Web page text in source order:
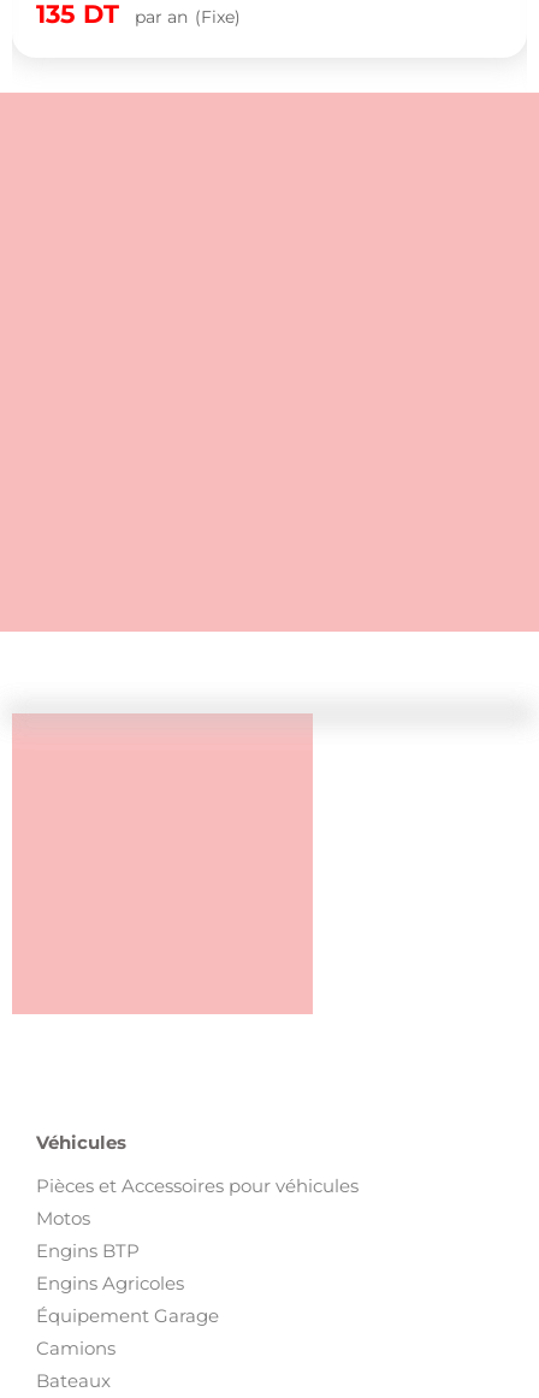
135 DT par an (Fixe)
Véhicules
Pièces et Accessoires pour véhicules
Motos
Engins BTP
Engins Agricoles
Équipement Garage
Camions
Bateaux